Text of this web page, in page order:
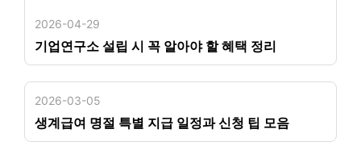
2026-04-29
기업연구소 설립 시 꼭 알아야 할 혜택 정리
2026-03-05
생계급여 명절 특별 지급 일정과 신청 팁 모음